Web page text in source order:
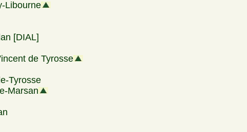
Libourne
[DIAL]
de Tyrosse
Tyrosse
Marsan